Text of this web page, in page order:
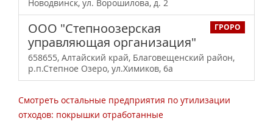
Новодвинск, ул. Ворошилова, д. 2
ГРОРО
ООО "Степноозерская
управляющая организация"
658655, Алтайский край, Благовещенский район,
р.п.Степное Озеро, ул.Химиков, 6а
Смотреть остальные предприятия по утилизации
отходов: покрышки отработанные